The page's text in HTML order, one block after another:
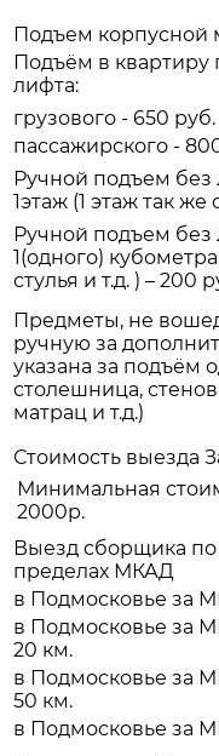
Подъем корпусной
Подъём в квартиру
лифта:
грузового - 650 руб.
пассажирского -
Ручной подъем без
1этаж (1 этаж так же
Ручной подъем
1(одного)
стулья и т.д. ) – 200
Предметы, не
ручную за
указана за подъём
столешница,
матрац и т.д.)
Стоимость выезда
Минимальная
2000р.
Выезд сборщика
пределах МКАД
в Подмосковье за
в Подмосковье за
20 км.
в Подмосковье за
50 км.
в Подмосковье за